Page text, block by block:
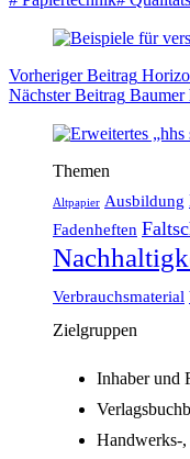
VorherigerBeitrag
NächsterBeitrag Baumer
Themen
Altpapier Ausbildung
Fadenheften
Verbrauchsmaterial
Zielgruppen
Inhaber und
Handwerks-